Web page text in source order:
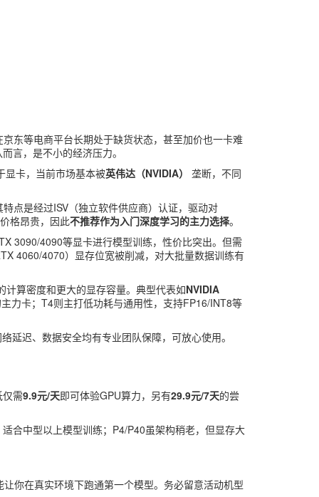
东等电商平台长期处于缺货状态，甚至加价也一卡难
言，是不小的经济压力。
卡，当前市场基本被英伟达（NVIDIA） 垄断，不同
点是经过ISV（独立软件供应商）认证，驱动对
格昂贵，因此不推荐作为入门深度学习的主力选择。
3090/4090等显卡进行模型训练，性价比突出。但需
4060/4070）显存位宽被削减，对大批量数据训练有
算密度和更大的显存容量。典型代表如NVIDIA
力卡；T4则主打低功耗与通用性，支持FP16/INT8等
迟、数据安全均有专业团队保障，可放心使用。
需9.9元/天即可体验GPU算力，另有29.9元/7天的尝
合中型以上模型训练；P4/P40虽架构稍老，但显存大
你在真实环境下跑通第一个模型。务必留意活动机型